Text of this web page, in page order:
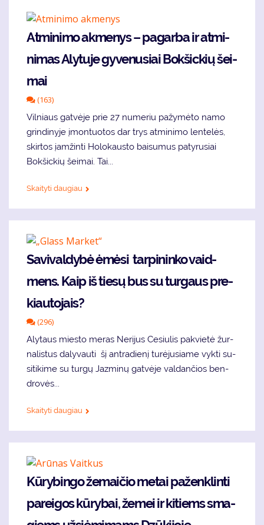
At­mi­ni­mo ak­me­nys – pa­gar­ba ir at­mi­
ni­mas Aly­tu­je gy­ve­nu­siai Bok­šic­kių šei­
mai
(163)
Vil­niaus gat­vė­je prie 27 nu­me­riu pa­žy­mė­to na­mo
grin­di­ny­je įmon­tuo­tos dar trys at­mi­ni­mo len­te­lės,
skir­tos įam­žin­ti Ho­lo­kaus­to bai­su­mus pa­ty­ru­siai
Bok­šic­kių šei­mai. Tai...
Skaityti daugiau
Sa­vi­val­dy­bė ėmė­si tar­pi­nin­ko vaid­
mens. Kaip iš tie­sų bus su tur­gaus pre­
kiau­to­jais?
(296)
Aly­taus mies­to me­ras Ne­ri­jus Ce­siu­lis pa­kvie­tė žur­
na­lis­tus da­ly­vau­ti šį ant­ra­die­nį turėjusiame vykti su­
si­ti­ki­me su tur­gų Jaz­mi­nų gat­vė­je val­dan­čios ben­
dro­vės...
Skaityti daugiau
Kū­ry­bin­go že­mai­čio me­tai pa­žen­klin­ti
pa­rei­gos kū­ry­bai, že­mei ir ki­tiems sma­